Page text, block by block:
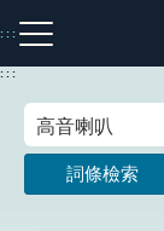
到
主
:::
注音索引圖示
:::
詞條檢索